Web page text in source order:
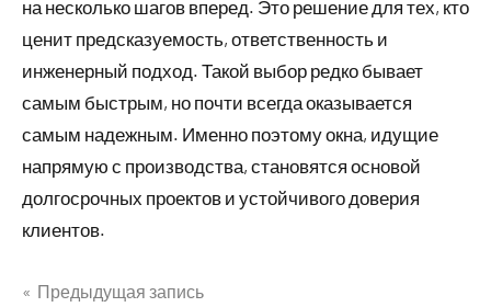
на несколько шагов вперед. Это решение для тех, кто
ценит предсказуемость, ответственность и
инженерный подход. Такой выбор редко бывает
самым быстрым, но почти всегда оказывается
самым надежным. Именно поэтому окна, идущие
напрямую с производства, становятся основой
долгосрочных проектов и устойчивого доверия
клиентов.
Предыдущая запись